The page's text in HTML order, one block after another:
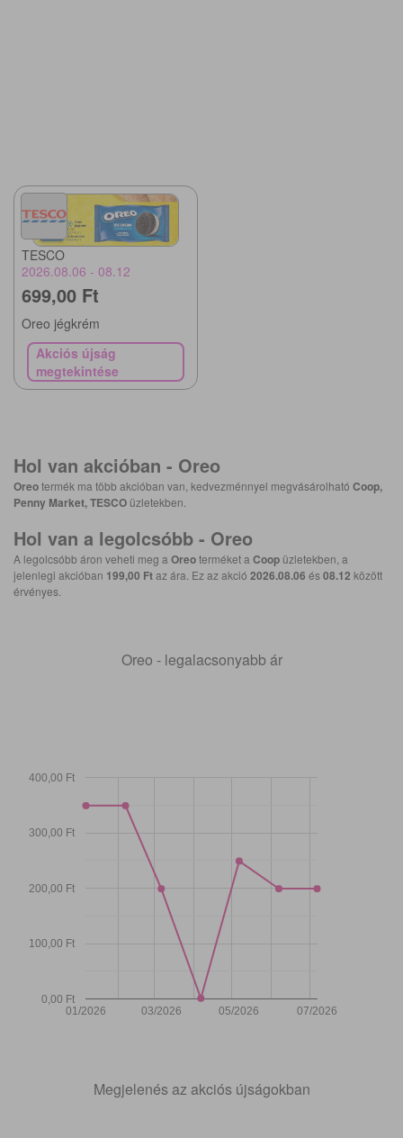
TESCO
2026.08.06 - 08.12
699,00 Ft
Oreo jégkrém
Akciós újság
megtekintése
Hol van akcióban - Oreo
Oreotermék ma több akcióban van, kedvezménnyel megvásárolható Coop,
Penny Market, TESCO üzletekben.
Hol van a legolcsóbb - Oreo
A legolcsóbb áron veheti meg a Oreoterméket a Coop üzletekben, a
jelenlegi akcióban 199,00 Ftaz ára. Ez az akció 2026.08.06 és08.12 között
érvényes.
Oreo - legalacsonyabb ár
01/2026 03/2026 05/2026 07/2026
0,00 Ft
100,00 Ft
200,00 Ft
300,00 Ft
400,00 Ft
Megjelenés az akciós újságokban